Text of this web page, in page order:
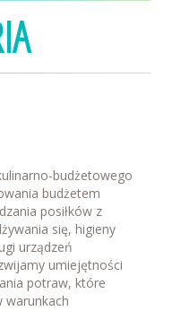
budżetowego
budżetem
posiłków z
się, higieny
urządzeń
umiejętności
potraw, które
warunkach